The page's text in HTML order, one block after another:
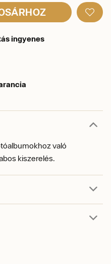
ingyenes
való
kiszerelés.